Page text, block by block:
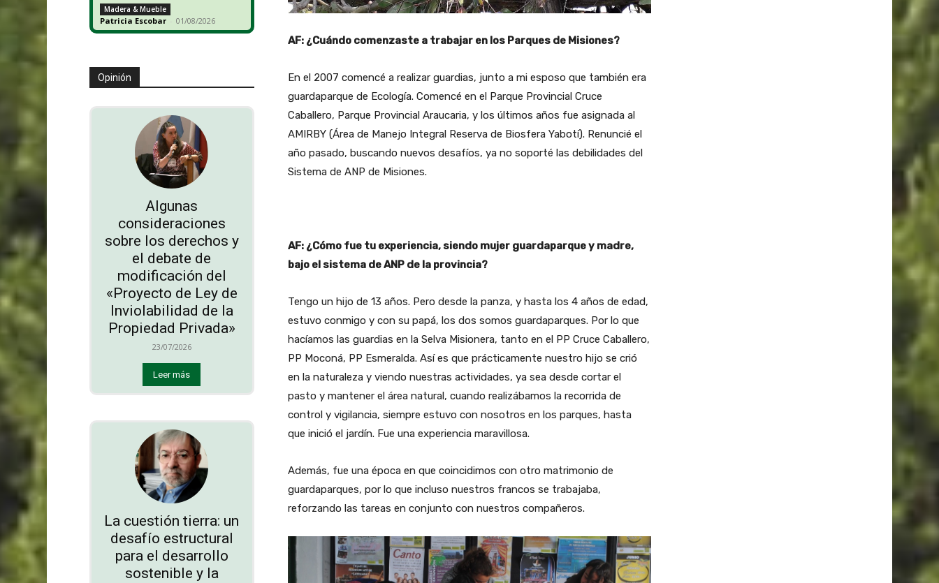
Madera & Mueble
Patricia Escobar - 01/08/2026
Opinión
Algunas
consideraciones
sobre los derechos y
el debate de
modificación del
«Proyecto de Ley de
Inviolabilidad de la
Propiedad Privada»
23/07/2026
Leer más
La cuestión tierra: un
desafío estructural
para el desarrollo
sostenible y la
AF: ¿Cuándo comenzaste a trabajar en los Parques de Misiones?
En el 2007 comencé a realizar guardias, junto a mi esposo que también era
guardaparque de Ecología. Comencé en el Parque Provincial Cruce
Caballero, Parque Provincial Araucaria, y los últimos años fue asignada al
AMIRBY (Área de Manejo Integral Reserva de Biosfera Yabotí). Renuncié el
año pasado, buscando nuevos desafíos, ya no soporté las debilidades del
Sistema de ANP de Misiones.
AF: ¿Cómo fue tu experiencia, siendo mujer guardaparque y madre,
bajo el sistema de ANP de la provincia?
Tengo un hijo de 13 años. Pero desde la panza, y hasta los 4 años de edad,
estuvo conmigo y con su papá, los dos somos guardaparques. Por lo que
hacíamos las guardias en la Selva Misionera, tanto en el PP Cruce Caballero,
PP Moconá, PP Esmeralda. Así es que prácticamente nuestro hijo se crió
en la naturaleza y viendo nuestras actividades, ya sea desde cortar el
pasto y mantener el área natural, cuando realizábamos la recorrida de
control y vigilancia, siempre estuvo con nosotros en los parques, hasta
que inició el jardín. Fue una experiencia maravillosa.
Además, fue una época en que coincidimos con otro matrimonio de
guardaparques, por lo que incluso nuestros francos se trabajaba,
reforzando las tareas en conjunto con nuestros compañeros.